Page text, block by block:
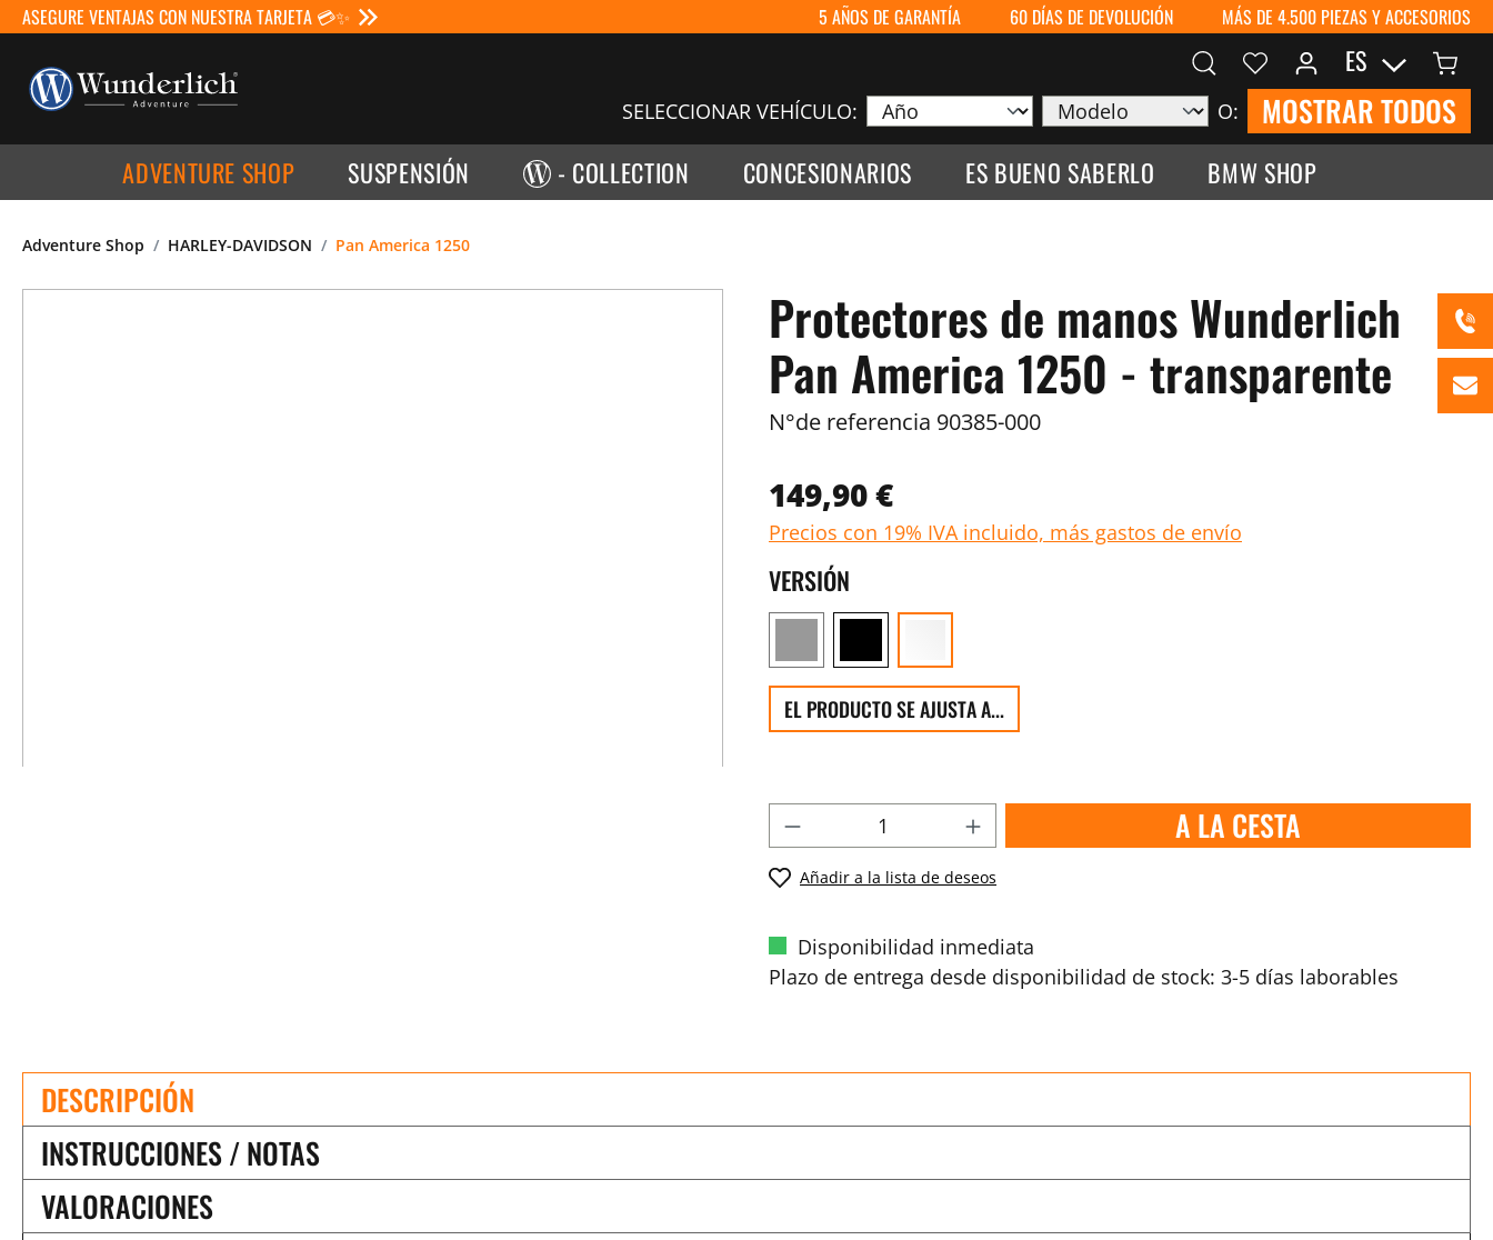
ASEGURE VENTAJAS CON NUESTRA TARJETA 💳✨ 5 AÑOS DE GARANTÍA 60 DÍAS DE DEVOLUCIÓN MÁS DE 4.500 PIEZAS Y ACCESORIOS
SELECCIONAR VEHÍCULO: O: MOSTRAR TODOS
ES
ADVENTURE SHOP SUSPENSIÓN - COLLECTION CONCESIONARIOS ES BUENO SABERLO BMW SHOP
Adventure Shop HARLEY-DAVIDSON Pan America 1250
Protectores de manos Wunderlich
Pan America 1250 - transparente
N°de referencia 90385-000
149,90 €
Precios con 19% IVA incluido, más gastos de envío
VERSIÓN
EL PRODUCTO SE AJUSTA A...
A LA CESTA
Añadir a la lista de deseos
Disponibilidad inmediata
Plazo de entrega desde disponibilidad de stock: 3-5 días laborables
DESCRIPCIÓN
INSTRUCCIONES / NOTAS
VALORACIONES